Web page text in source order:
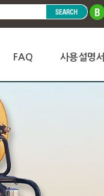
FAQ 사용설명서